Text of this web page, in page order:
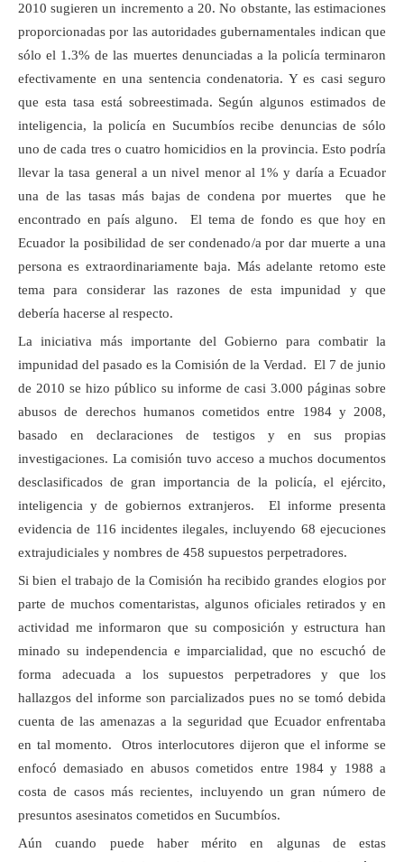
2010 sugieren un incremento a 20. No obstante, las estimaciones
proporcionadas por las autoridades gubernamentales indican que
sólo el 1.3% de las muertes denunciadas a la policía terminaron
efectivamente en una sentencia condenatoria. Y es casi seguro
que esta tasa está sobreestimada. Según algunos estimados de
inteligencia, la policía en Sucumbíos recibe denuncias de sólo
uno de cada tres o cuatro homicidios en la provincia. Esto podría
llevar la tasa general a un nivel menor al 1% y daría a Ecuador
una de las tasas más bajas de condena por muertes que he
encontrado en país alguno. El tema de fondo es que hoy en
Ecuador la posibilidad de ser condenado/a por dar muerte a una
persona es extraordinariamente baja. Más adelante retomo este
tema para considerar las razones de esta impunidad y que
debería hacerse al respecto.
La iniciativa más importante del Gobierno para combatir la
impunidad del pasado es la Comisión de la Verdad. El 7 de junio
de 2010 se hizo público su informe de casi 3.000 páginas sobre
abusos de derechos humanos cometidos entre 1984 y 2008,
basado en declaraciones de testigos y en sus propias
investigaciones. La comisión tuvo acceso a muchos documentos
desclasificados de gran importancia de la policía, el ejército,
inteligencia y de gobiernos extranjeros. El informe presenta
evidencia de 116 incidentes ilegales, incluyendo 68 ejecuciones
extrajudiciales y nombres de 458 supuestos perpetradores.
Si bien el trabajo de la Comisión ha recibido grandes elogios por
parte de muchos comentaristas, algunos oficiales retirados y en
actividad me informaron que su composición y estructura han
minado su independencia e imparcialidad, que no escuchó de
forma adecuada a los supuestos perpetradores y que los
hallazgos del informe son parcializados pues no se tomó debida
cuenta de las amenazas a la seguridad que Ecuador enfrentaba
en tal momento. Otros interlocutores dijeron que el informe se
enfocó demasiado en abusos cometidos entre 1984 y 1988 a
costa de casos más recientes, incluyendo un gran número de
presuntos asesinatos cometidos en Sucumbíos.
Aún cuando puede haber mérito en algunas de estas